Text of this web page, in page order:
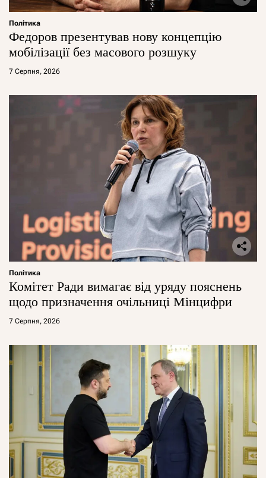
Політика
Федоров презентував нову концепцію
мобілізації без масового розшуку
7 Серпня, 2026
Політика
Комітет Ради вимагає від уряду пояснень
щодо призначення очільниці Мінцифри
7 Серпня, 2026